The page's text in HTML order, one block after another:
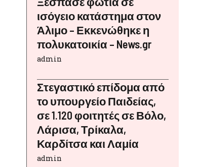
ισόγειο κατάστημα στον
Άλιμο – Εκκενώθηκε η
πολυκατοικία – News.gr
admin
Στεγαστικό επίδομα από
το υπουργείο Παιδείας,
σε 1.120 φοιτητές σε Βόλο,
Λάρισα, Τρίκαλα,
Καρδίτσα και Λαμία
admin